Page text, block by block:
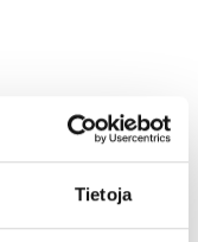
Tietoja
runt hörn eller